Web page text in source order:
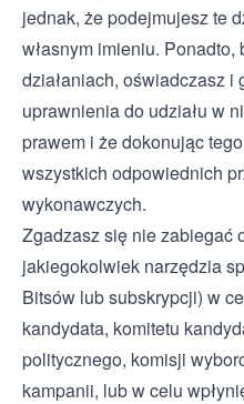
jednak, że podejmujesz te
własnym imieniu. Ponadto,
działaniach, oświadczasz
uprawnienia do udziału w
prawem i że dokonując
wszystkich odpowiednich
wykonawczych.
Zgadzasz się nie zabiegać
jakiegokolwiek narzędzia
Bitsów lub subskrypcji) w
kandydata, komitetu
politycznego, komisji
kampanii, lub w celu